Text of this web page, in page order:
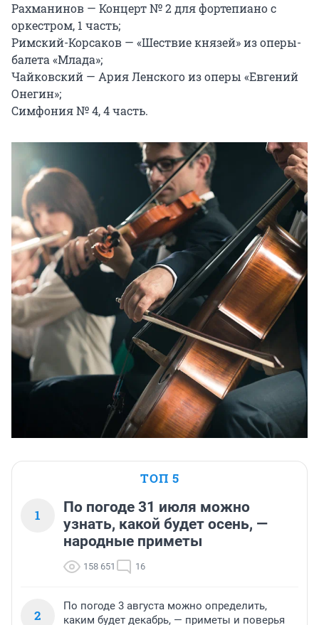
Рахманинов — Концерт № 2 для фортепиано с
оркестром, 1 часть;
Римский-Корсаков — «Шествие князей» из оперы-
балета «Млада»;
Чайковский — Ария Ленского из оперы «Евгений
Онегин»;
Симфония № 4, 4 часть.
ТОП 5
1
По погоде 31 июля можно
узнать, какой будет осень, —
народные приметы
158 651 16
2
По погоде 3 августа можно определить,
каким будет декабрь, — приметы и поверья